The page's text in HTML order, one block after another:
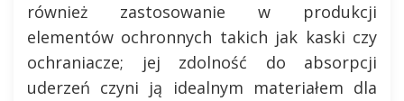
również zastosowanie w produkcji
elementów ochronnych takich jak kaski czy
ochraniacze; jej zdolność do absorpcji
uderzeń czyni ją idealnym materiałem dla